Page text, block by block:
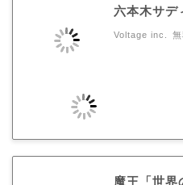
六本木サデ
Voltage inc.
魔王「世界